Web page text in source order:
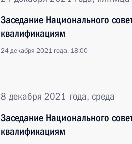
Заседание Национального
квалификациям
24 декабря 2021 года, 18:00
8 декабря 2021 года, среда
Заседание Национального
квалификациям